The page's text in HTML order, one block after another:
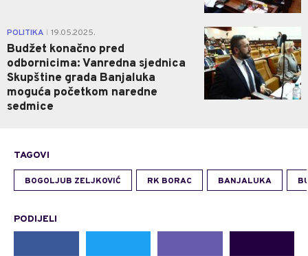
POLITIKA 19.05.2025.
Budžet konačno pred
odbornicima: Vanredna sjednica
Skupštine grada Banjaluka
moguća početkom naredne
sedmice
TAGOVI
BOGOLJUB ZELJKOVIĆ RK BORAC BANJALUKA
PODIJELI